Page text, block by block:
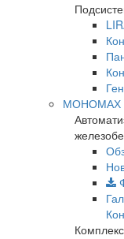
МОНОМАХ